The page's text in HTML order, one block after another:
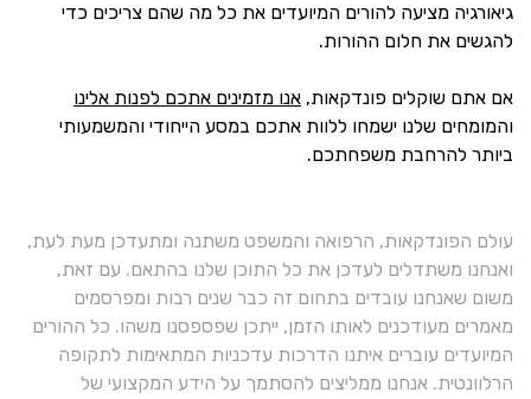
גיאורגיה מציעה להורים המיועדים את כל מה שהם צריכים כדי
להגשים את חלום ההורות.
אם אתם שוקלים פונדקאות, אנו מזמינים אתכם לפנות אלינו
והמומחים שלנו ישמחו ללוות אתכם במסע הייחודי והמשמעותי
ביותר להרחבת משפחתכם.
עולם הפונדקאות, הרפואה והמשפט משתנה ומתעדכן מעת לעת,
ואנחנו משתדלים לעדכן את כל התוכן שלנו בהתאם. עם זאת,
משום שאנחנו עובדים בתחום זה כבר שנים רבות ומפרסמים
מאמרים מעודכנים לאותו הזמן, ייתכן שפספסנו משהו. כל ההורים
המיועדים עוברים איתנו הדרכות עדכניות המתאימות לתקופה
הרלוונטית. אנחנו ממליצים להסתמך על הידע המקצועי של